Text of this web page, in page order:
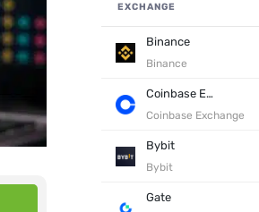
EXCHANGE
Binance
Binance
Coinbase Exchange
Coinbase Exchange
Bybit
Bybit
Gate